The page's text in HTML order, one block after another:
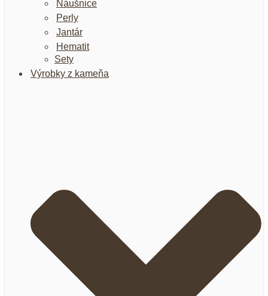
Náušnice
Perly
Jantár
Hematit
Sety
Výrobky z kameňa